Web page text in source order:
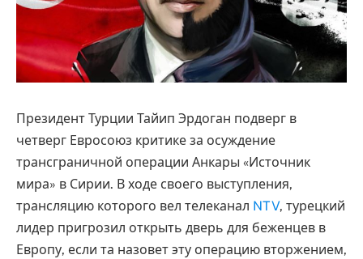
Президент Турции Тайип Эрдоган подверг в
четверг Евросоюз критике за осуждение
трансграничной операции Анкары «Источник
мира» в Сирии. В ходе своего выступления,
трансляцию которого вел телеканал NTV, турецкий
лидер пригрозил открыть дверь для беженцев в
Европу, если та назовет эту операцию вторжением,